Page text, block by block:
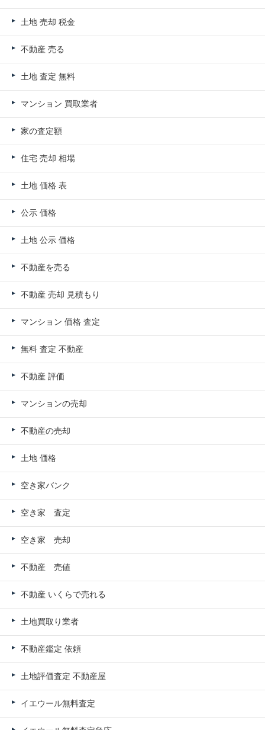
土地 売却 税金
不動産 売る
土地 査定 無料
マンション 買取業者
家の査定額
住宅 売却 相場
土地 価格 表
公示 価格
土地 公示 価格
不動産を売る
不動産 売却 見積もり
マンション 価格 査定
無料 査定 不動産
不動産 評価
マンションの売却
不動産の売却
土地 価格
空き家バンク
空き家 査定
空き家 売却
不動産 売値
不動産 いくらで売れる
土地買取り業者
不動産鑑定 依頼
土地評価査定 不動産屋
イエウール無料査定